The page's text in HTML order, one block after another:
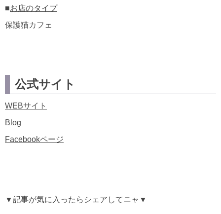
■お店のタイプ
保護猫カフェ
公式サイト
WEBサイト
Blog
Facebookページ
▼記事が気に入ったらシェアしてニャ▼